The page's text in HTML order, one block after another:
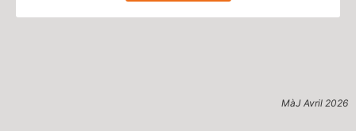
MàJ Avril 2026